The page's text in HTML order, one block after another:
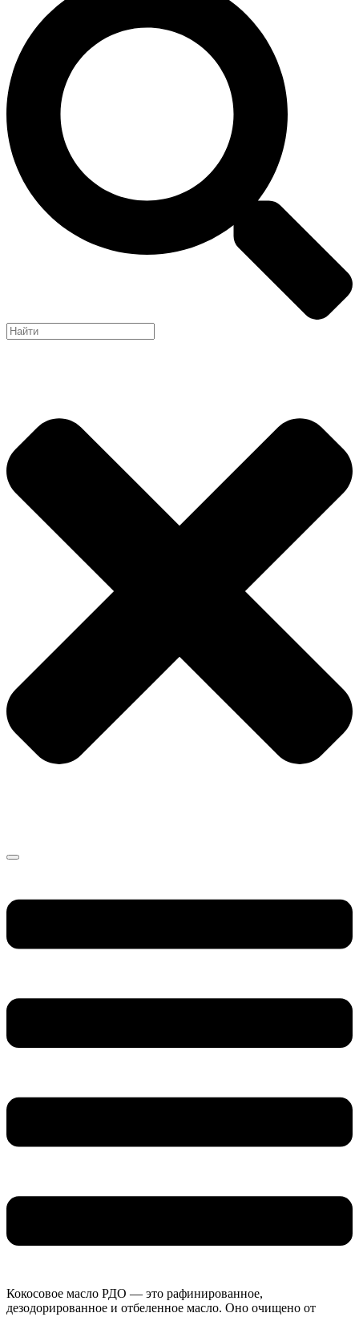
Кокосовое масло РДО — это рафинированное,
дезодорированное и отбеленное масло. Оно очищено от